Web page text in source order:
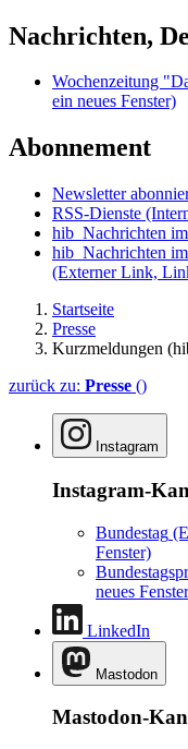
Nachrichten,
Wochenzeitung
ein neues Fenster)
Abonnement
Newsletter
RSS-Dienste
hib_Nachrichten
hib_Nachrichten
(Externer Link,
Startseite
Presse
Kurzmeldungen
zurück zu: Presse ()
Instagram
Instagram-
Bundestag
Fenster)
neues
LinkedIn
Mastodon
Mastodon-